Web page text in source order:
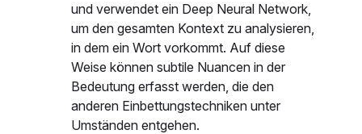
und verwendet ein Deep Neural Network,
um den gesamten Kontext zu analysieren,
in dem ein Wort vorkommt. Auf diese
Weise können subtile Nuancen in der
Bedeutung erfasst werden, die den
anderen Einbettungstechniken unter
Umständen entgehen.